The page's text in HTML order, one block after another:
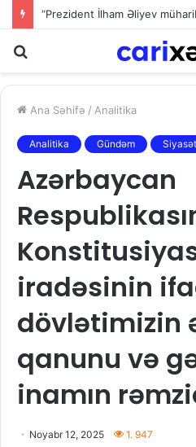
Ana Səhifə / Analitika
Analitika Gündəm Siyasət
Azərbaycan
iradəsinin
dövlətimizin
qanunu və
inamın
Noyabr 12, 2025 1. 947